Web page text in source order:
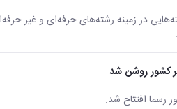
در زمینه رشته‌های حرفه‌ای و غیر
کشور روشن شد
رسما افتتاح شد.